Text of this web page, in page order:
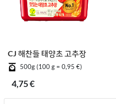
CJ 해찬들 태양초 고추장
500g (100 g = 0,95 €)
4,75 €